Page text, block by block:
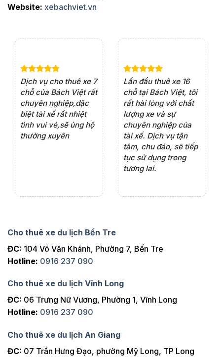
Website: xebachviet.vn
Dịch vụ cho thuê xe 7
chỗ của Bách Việt rất
chuyên nghiệp,đặc
biệt tài xế rất nhiệt
tình vui vẻ,sẽ ủng hộ
thường xuyên
Lần đầu thuê xe 16
chỗ tại Bách Việt, tôi
rất hài lòng với chất
lượng xe và sự
chuyên nghiệp của
tài xế. Dịch vụ tận
tâm, chu đáo, sẽ tiếp
tục sử dụng trong
tương lai.
Cho thuê xe du lịch Bến Tre
ĐC: 104 Võ Văn Khánh, Phường 7, Bến Tre
Hotline: 0916 237 090
Cho thuê xe du lịch Vĩnh Long
ĐC: 06 Trưng Nữ Vương, Phường 1, Vĩnh Long
Hotline: 0916 237 090
Cho thuê xe du lịch An Giang
ĐC: 07 Trần Hưng Đạo, phường Mỹ Long, TP Long